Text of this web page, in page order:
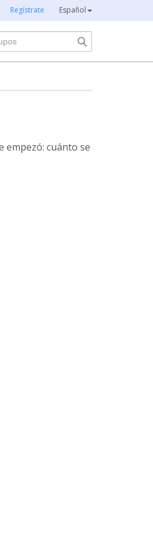
Regístrate Español
empezó: cuánto se